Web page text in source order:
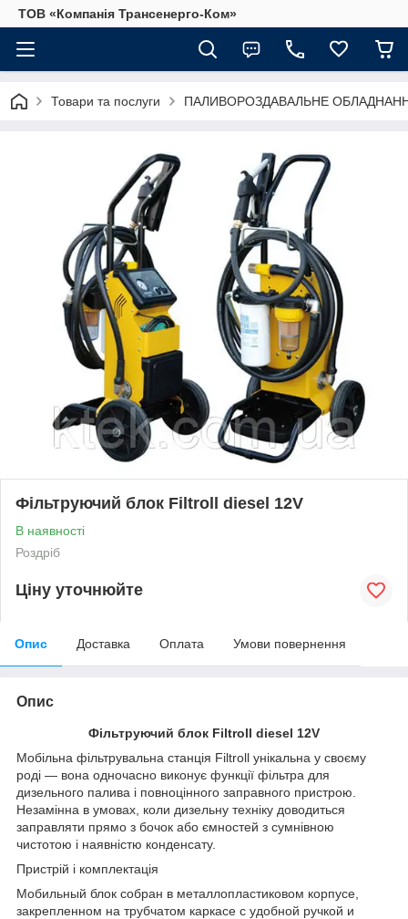
ТОВ «Компанія Трансенерго-Ком»
Товари та послуги ПАЛИВОРОЗДАВАЛЬНЕ
Фільтруючий блок Filtroll diesel 12V
В наявності
Роздріб
Ціну уточнюйте
Опис Доставка Оплата Умови повернення
Опис
Фільтруючий блок Filtroll diesel 12V
Мобільна фільтрувальна станція Filtroll унікальна у своєму
роді — вона одночасно виконує функції фільтра для
дизельного палива і повноцінного заправного пристрою.
Незамінна в умовах, коли дизельну техніку доводиться
заправляти прямо з бочок або ємностей з сумнівною
чистотою і наявністю конденсату.
Пристрій і комплектація
Мобильный блок собран в металлопластиковом корпусе,
закрепленном на трубчатом каркасе с удобной ручкой и